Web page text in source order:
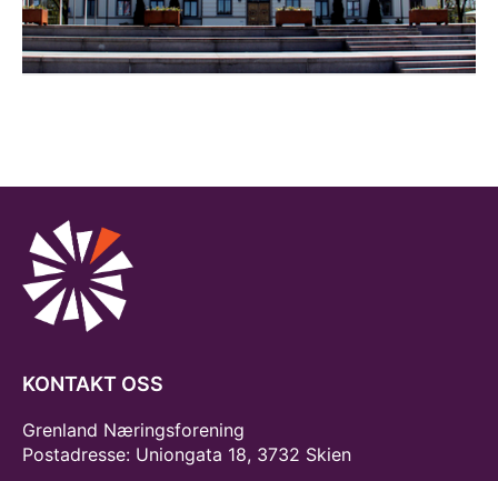
KONTAKT OSS
Grenland Næringsforening
Postadresse: Uniongata 18, 3732 Skien